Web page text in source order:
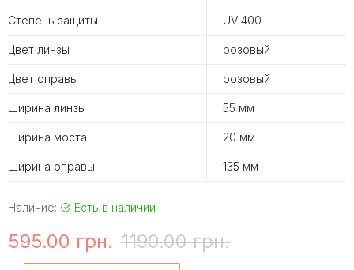
Степень защиты UV 400
Цвет линзы розовый
Цвет оправы розовый
Ширина линзы 55 мм
Ширина моста 20 мм
Ширина оправы 135 мм
Наличие: Есть в наличии
595.00 грн. 1190.00 грн.